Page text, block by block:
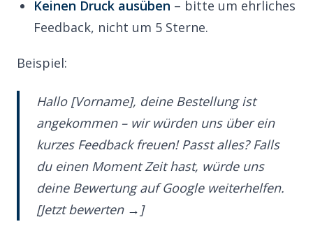
Keinen Druck ausüben – bitte um ehrliches
Feedback, nicht um 5 Sterne.
Beispiel:
Hallo [Vorname], deine Bestellung ist
angekommen – wir würden uns über ein
kurzes Feedback freuen! Passt alles? Falls
du einen Moment Zeit hast, würde uns
deine Bewertung auf Google weiterhelfen.
[Jetzt bewerten →]